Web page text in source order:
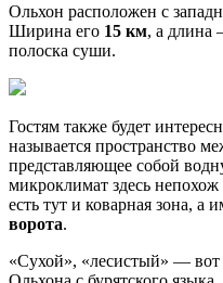
Ольхон расположен с
Ширина его 15 км, а длина
полоска суши.
Гостям также будет
называется пространство
представляющее собой
микроклимат здесь
есть тут и коварная зона,
ворота.
«Сухой», «лесистый» — вот